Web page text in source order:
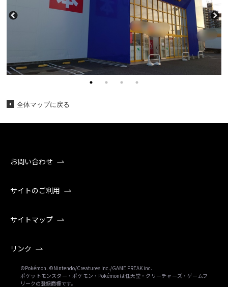
全体マップに戻る
お問い合わせ
サイトのご利用
サイトマップ
リンク
©Pokémon. ©Nintendo/Creatures Inc./GAME FREAK inc.
ポケットモンスター・ポケモン・Pokémonは任天堂・クリーチャーズ・ゲームフ
リークの登録商標です。